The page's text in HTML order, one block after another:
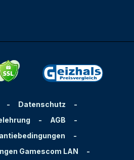
- Datenschutz
-
- AGB
-
-
Gamescom LAN
-